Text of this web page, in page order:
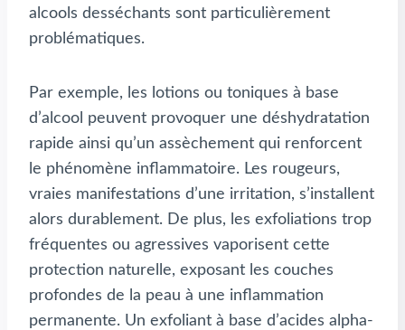
alcools desséchants sont particulièrement
problématiques.
Par exemple, les lotions ou toniques à base
d’alcool peuvent provoquer une déshydratation
rapide ainsi qu’un assèchement qui renforcent
le phénomène inflammatoire. Les rougeurs,
vraies manifestations d’une irritation, s’installent
alors durablement. De plus, les exfoliations trop
fréquentes ou agressives vaporisent cette
protection naturelle, exposant les couches
profondes de la peau à une inflammation
permanente. Un exfoliant à base d’acides alpha-